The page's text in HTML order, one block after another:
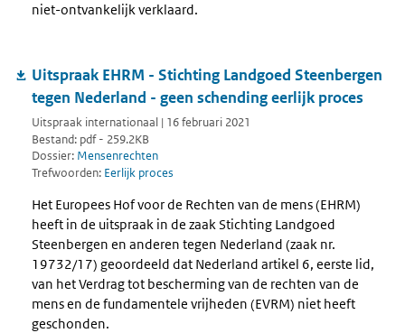
niet-ontvankelijk verklaard.
Uitspraak EHRM - Stichting Landgoed Steenbergen
tegen Nederland - geen schending eerlijk proces
Uitspraak internationaal | 16 februari 2021
Bestand: pdf - 259.2KB
Dossier: Mensenrechten
Trefwoorden: Eerlijk proces
Het Europees Hof voor de Rechten van de mens (EHRM)
heeft in de uitspraak in de zaak Stichting Landgoed
Steenbergen en anderen tegen Nederland (zaak nr.
19732/17) geoordeeld dat Nederland artikel 6, eerste lid,
van het Verdrag tot bescherming van de rechten van de
mens en de fundamentele vrijheden (EVRM) niet heeft
geschonden.